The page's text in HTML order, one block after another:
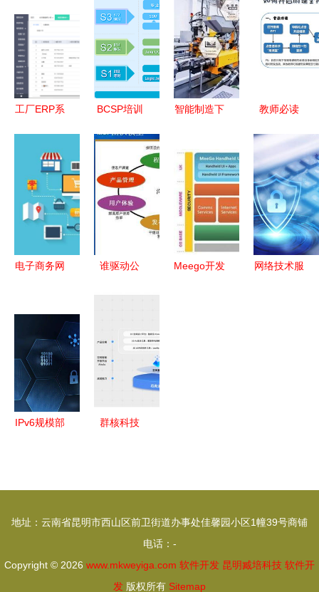
工厂ERP系
本及网络技
术服务的作
用分析
BCSP培训
开发专家的
黄金阶梯
智能制造下
的关键区别
解析
教师必读
网课技术准
备实用指南
电子商务网
手机商城开
发的融合与
策略
谁驱动公
——软件开
发中的双刃
Meego开发
网络技术服
IPv6规模部
群核科技
产业数字化
地址：云南省昆明市西山区前卫街道办事处佳馨园小区1幢39号商铺
电话：-
Copyright © 2026 www.mkweyiga.com 软件开发 昆明臧培科技 软件开
发 版权所有 Sitemap